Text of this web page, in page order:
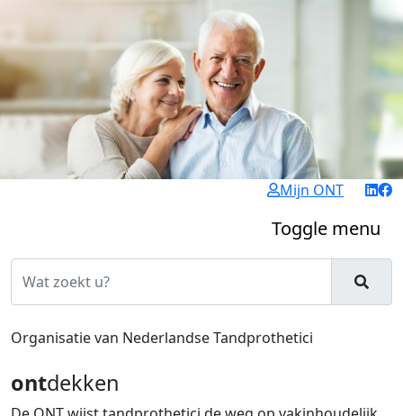
Mijn ONT
Toggle menu
Organisatie van Nederlandse Tandprothetici
ontdekken